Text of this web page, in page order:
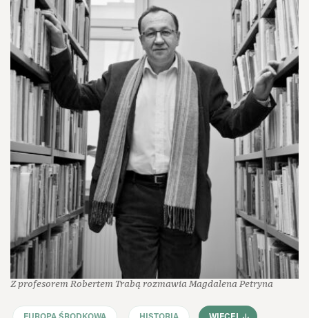
Z profesorem Robertem Trabą rozmawia Magdalena Petryna